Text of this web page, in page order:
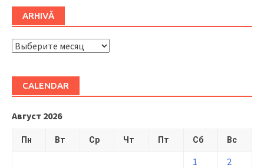
ARHIVĂ
ARHIVĂ
CALENDAR
Август 2026
Пн Вт Ср Чт Пт Сб Вс
1
2